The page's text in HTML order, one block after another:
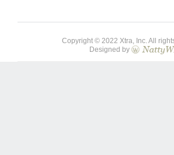
Copyright © 2022 Xtra, Inc. All
Designed by